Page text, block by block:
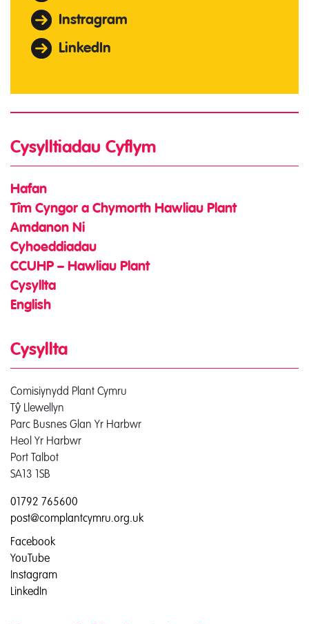
Instragram
LinkedIn
Cysylltiadau Cyflym
Hafan
Tîm Cyngor a Chymorth Hawliau Plant
Amdanon Ni
Cyhoeddiadau
CCUHP – Hawliau Plant
Cysyllta
English
Cysyllta
Comisiynydd Plant Cymru
Tŷ Llewellyn
Parc Busnes Glan Yr Harbwr
Heol Yr Harbwr
Port Talbot
SA13 1SB
01792 765600
post@complantcymru.org.uk
Facebook
YouTube
Instagram
LinkedIn